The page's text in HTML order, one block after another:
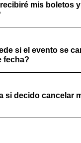
mis boletos
si el evento se
fecha?
si decido cancelar